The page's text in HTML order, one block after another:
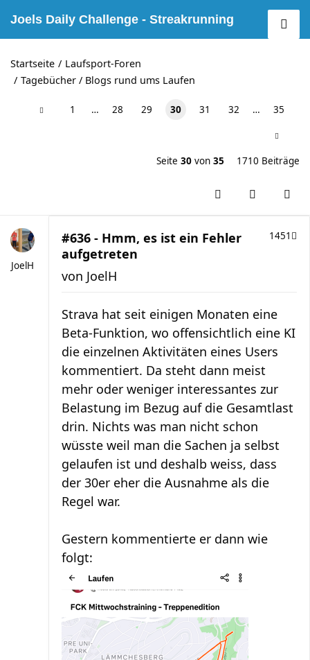
Joels Daily Challenge - Streakrunning
Startseite
Laufsport-Foren
Tagebücher / Blogs rund ums Laufen
1 … 28 29 30 31 32 … 35
Seite 30 von 35 1710 Beiträge
JoelH
#636 - Hmm, es ist ein Fehler
aufgetreten
1451
von JoelH
Strava hat seit einigen Monaten eine
Beta-Funktion, wo offensichtlich eine KI
die einzelnen Aktivitäten eines Users
kommentiert. Da steht dann meist
mehr oder weniger interessantes zur
Belastung im Bezug auf die Gesamtlast
drin. Nichts was man nicht schon
wüsste weil man die Sachen ja selbst
gelaufen ist und deshalb weiss, dass
der 30er eher die Ausnahme als die
Regel war.
Gestern kommentierte er dann wie
folgt: